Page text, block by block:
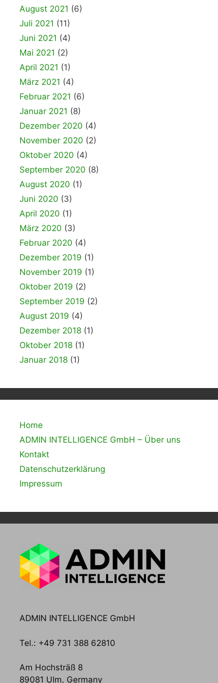
August 2021 (6)
Juli 2021 (11)
Juni 2021 (4)
Mai 2021 (2)
April 2021 (1)
März 2021 (4)
Februar 2021 (6)
Januar 2021 (8)
Dezember 2020 (4)
November 2020 (2)
Oktober 2020 (4)
September 2020 (8)
August 2020 (1)
Juni 2020 (3)
April 2020 (1)
März 2020 (3)
Februar 2020 (4)
Dezember 2019 (1)
November 2019 (1)
Oktober 2019 (2)
September 2019 (2)
August 2019 (4)
Dezember 2018 (1)
Oktober 2018 (1)
Januar 2018 (1)
Home
ADMIN INTELLIGENCE GmbH – Über uns
Kontakt
Datenschutzerklärung
Impressum
ADMIN INTELLIGENCE GmbH
Tel.: +49 731 388 62810
Am Hochsträß 8
89081 Ulm, Germany